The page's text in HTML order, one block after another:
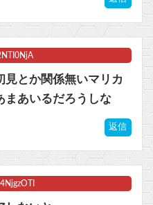
見とか関係無いマリカ
まあいるだろうしな
返信